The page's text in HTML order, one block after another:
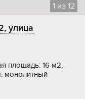
1 из 12
улица
площадь: 16 м2,
монолитный